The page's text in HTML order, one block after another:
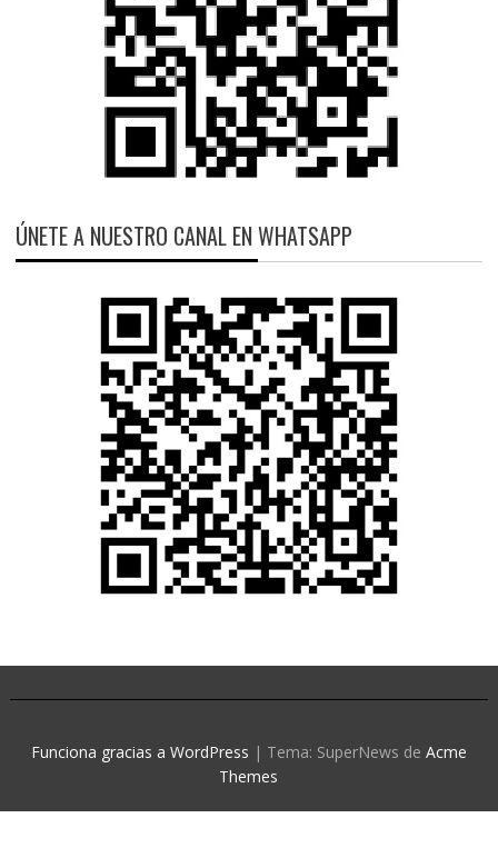
ÚNETE A NUESTRO CANAL EN WHATSAPP
Funciona gracias a WordPress | Tema: SuperNews de Acme
Themes